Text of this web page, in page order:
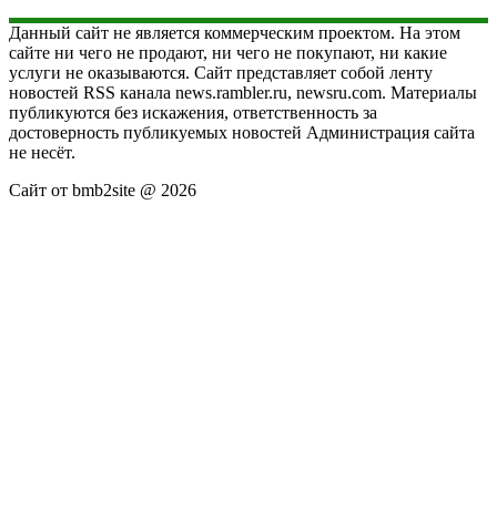
Данный сайт не является коммерческим проектом. На этом
сайте ни чего не продают, ни чего не покупают, ни какие
услуги не оказываются. Сайт представляет собой ленту
новостей RSS канала news.rambler.ru, newsru.com. Материалы
публикуются без искажения, ответственность за
достоверность публикуемых новостей Администрация сайта
не несёт.
Сайт от bmb2site @ 2026